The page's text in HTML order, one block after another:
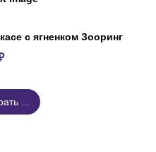
с ягненком Зооринг
...